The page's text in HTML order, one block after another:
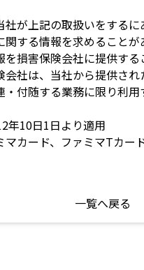
が上記の取扱いをするに
関する情報を求めること
を損害保険会社に提供す
会社は、当社から提供さ
・付随する業務に限り利用
年10日1日より適用
マカード、ファミマTカー
一覧へ戻る